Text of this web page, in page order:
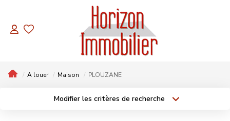
NOS BIENS
Appartements
A Vendre Maisons
A louer Maison PLOUZANE
Modifier les critères de recherche